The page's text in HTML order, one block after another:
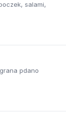
salami,
pdano